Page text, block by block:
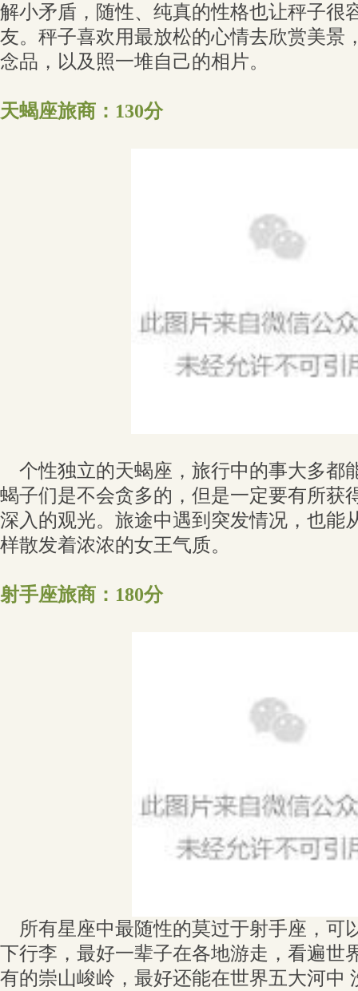
解小矛盾，随性、纯真的性格也让秤子很
友。秤子喜欢用最放松的心情去欣赏美景
念品，以及照一堆自己的相片。
天蝎座旅商：130分
个性独立的天蝎座，旅行中的事大多都
蝎子们是不会贪多的，但是一定要有所获
深入的观光。旅途中遇到突发情况，也能
样散发着浓浓的女王气质。
射手座旅商：180分
所有星座中最随性的莫过于射手座，可
下行李，最好一辈子在各地游走，看遍世
有的崇山峻岭，最好还能在世界五大河中